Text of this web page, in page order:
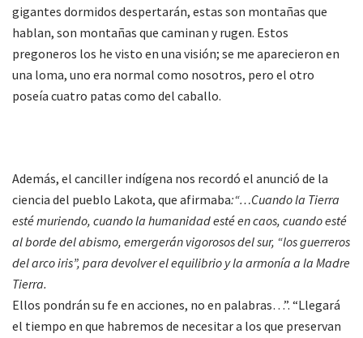
gigantes dormidos despertarán, estas son montañas que
hablan, son montañas que caminan y rugen. Estos
pregoneros los he visto en una visión; se me aparecieron en
una loma, uno era normal como nosotros, pero el otro
poseía cuatro patas como del caballo.
Además, el canciller indígena nos recordó el anunció de la
ciencia del pueblo Lakota, que afirmaba:“…Cuando la Tierra
esté muriendo, cuando la humanidad esté en caos, cuando esté
al borde del abismo, emergerán vigorosos del sur, “los guerreros
del arco iris”, para devolver el equilibrio y la armonía a la Madre
Tierra.
Ellos pondrán su fe en acciones, no en palabras…”. “Llegará
el tiempo en que habremos de necesitar a los que preservan